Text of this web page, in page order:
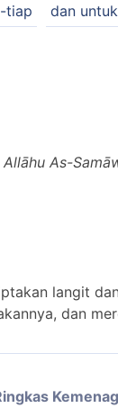
dan
tiap
Allāhu As-
langit
dan
Kemenag